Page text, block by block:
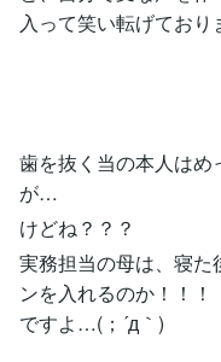
入って笑い転げており
歯を抜く当の本人は
が…
けどね？？？
実務担当の母は、寝た
ンを入れるのか！！
ですよ…(；´д｀)